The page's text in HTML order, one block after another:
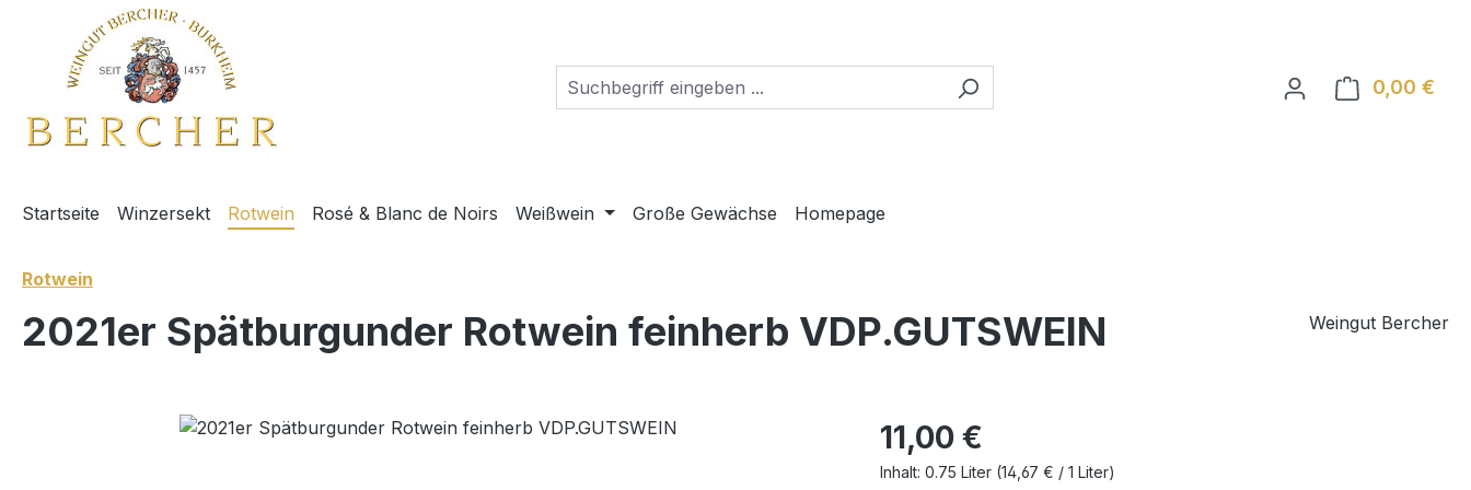
Hauptinhalt springen
Zur Suche springen
Zur Hauptnavigation springen
0,00 €
Startseite Winzersekt Rotwein Rosé & Blanc de Noirs Weißwein Große Gewächse Homepage
Rotwein
2021er Spätburgunder Rotwein feinherb VDP.GUTSWEIN Weingut Bercher
Bildergalerie überspringen Regulärer Preis:
11,00 €
Inhalt: 0.75 Liter (14,67 € / 1 Liter)